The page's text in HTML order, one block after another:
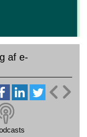
af e-